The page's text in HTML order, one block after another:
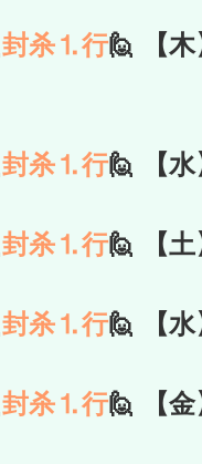
封杀⒈行🙋 【
封杀⒈行🙋 【
封杀⒈行🙋 【
封杀⒈行🙋 【
封杀⒈行🙋 【